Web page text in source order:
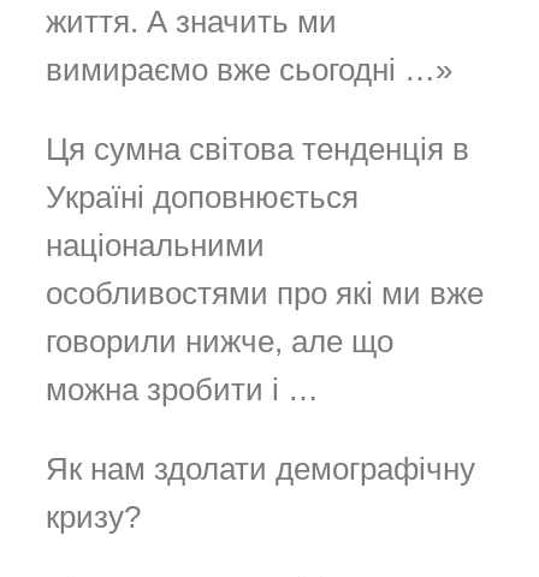
життя. А значить ми
вимираємо вже сьогодні …»
Ця сумна світова тенденція в
Україні доповнюється
національними
особливостями про які ми вже
говорили нижче, але що
можна зробити і …
Як нам здолати демографічну
кризу?